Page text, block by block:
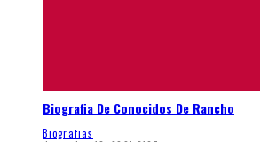
Biografia De Conocidos De Rancho
Biografias